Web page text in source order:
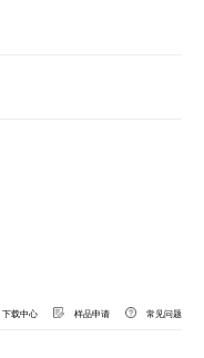
下载中心 样品申请 常见问题